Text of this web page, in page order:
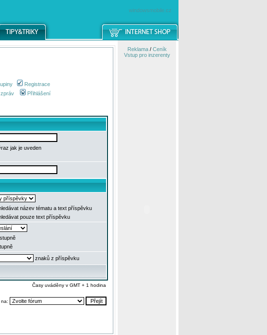
windowsmobile.cz
Registrace
Přihlášení
jak je uveden
název tématu a text příspěvku
pouze text příspěvku
znaků z příspěvku
Časy uváděny v GMT + 1 hodina
Reklama/ Ceník
Vstup pro inzerenty